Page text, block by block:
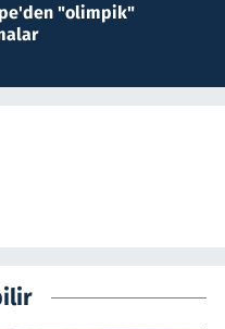
"olimpik"